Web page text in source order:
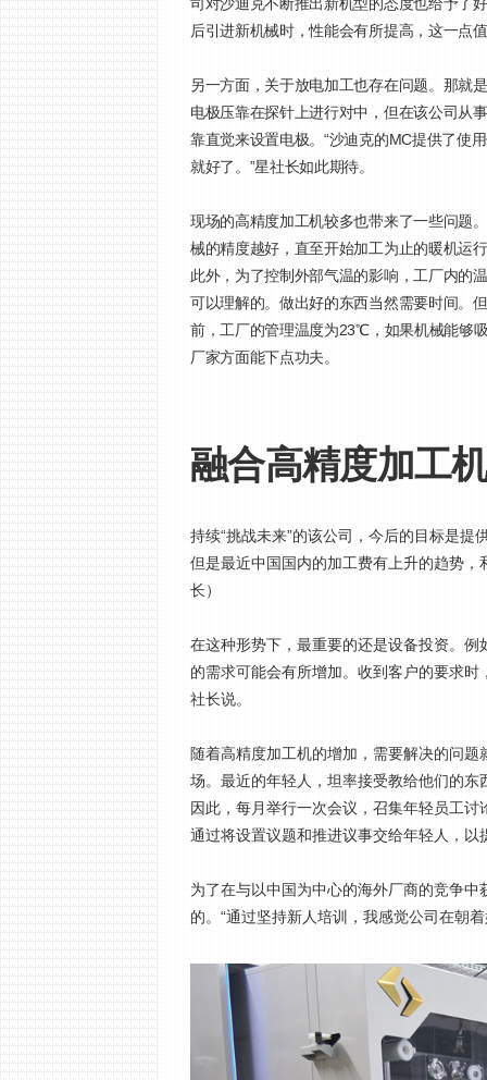
司对沙迪克不断推出新机型的态度也给予了
后引进新机械时，性能会有所提高，这一点
另一方面，关于放电加工也存在问题。那就
电极压靠在探针上进行对中，但在该公司从
靠直觉来设置电极。“沙迪克的MC提供了使
就好了。”星社长如此期待。
现场的高精度加工机较多也带来了一些问题
械的精度越好，直至开始加工为止的暖机运
此外，为了控制外部气温的影响，工厂内的
可以理解的。做出好的东西当然需要时间。
前，工厂的管理温度为23℃，如果机械能够
厂家方面能下点功夫。
融合高精度加工
持续“挑战未来”的该公司，今后的目标是
但是最近中国国内的加工费有上升的趋势
长）
在这种形势下，最重要的还是设备投资。例
的需求可能会有所增加。收到客户的要求
社长说。
随着高精度加工机的增加，需要解决的问
场。最近的年轻人，坦率接受教给他们的东
因此，每月举行一次会议，召集年轻员工讨
通过将设置议题和推进议事交给年轻人，
为了在与以中国为中心的海外厂商的竞争
的。“通过坚持新人培训，我感觉公司在朝